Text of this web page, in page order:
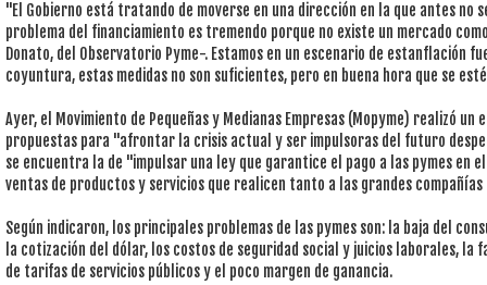
"El Gobierno está tratando de moverse en una dirección en la que antes no
problema del financiamiento es tremendo porque no existe un mercado
Donato, del Observatorio Pyme-. Estamos en un escenario de estanflación
coyuntura, estas medidas no son suficientes, pero en buena hora que se
Ayer, el Movimiento de Pequeñas y Medianas Empresas (Mopyme) realizó
propuestas para "afrontar la crisis actual y ser impulsoras del futuro
se encuentra la de "impulsar una ley que garantice el pago a las pymes en
ventas de productos y servicios que realicen tanto a las grandes
Según indicaron, los principales problemas de las pymes son: la baja del
la cotización del dólar, los costos de seguridad social y juicios laborales,
de tarifas de servicios públicos y el poco margen de ganancia.